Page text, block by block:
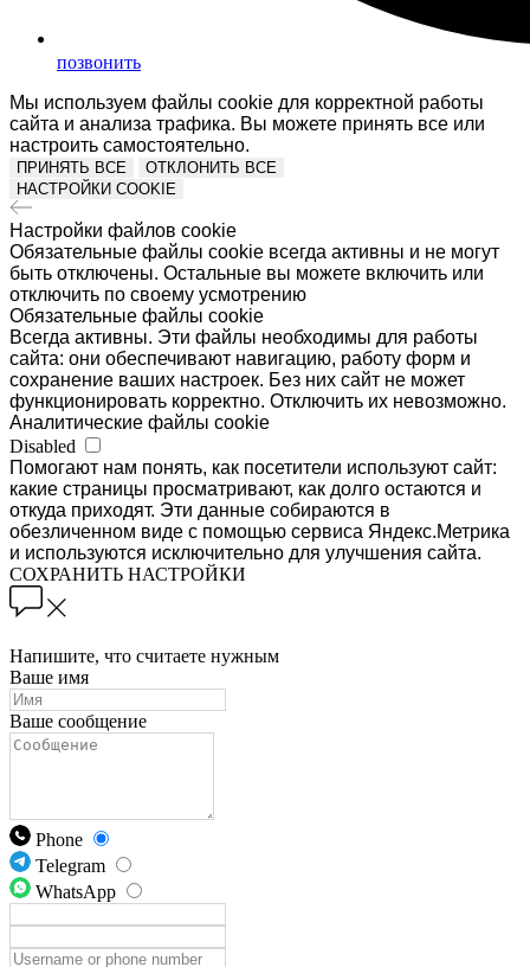
позвонить
Мы используем файлы cookie для корректной работы
сайта и анализа трафика. Вы можете принять все или
настроить самостоятельно.
ПРИНЯТЬ ВСЕ
ОТКЛОНИТЬ ВСЕ
НАСТРОЙКИ COOKIE
Настройки файлов cookie
Обязательные файлы cookie всегда активны и не могут
быть отключены. Остальные вы можете включить или
отключить по своему усмотрению
Обязательные файлы cookie
Всегда активны. Эти файлы необходимы для работы
сайта: они обеспечивают навигацию, работу форм и
сохранение ваших настроек. Без них сайт не может
функционировать корректно. Отключить их невозможно.
Аналитические файлы cookie
Disabled
Помогают нам понять, как посетители используют сайт:
какие страницы просматривают, как долго остаются и
откуда приходят. Эти данные собираются в
обезличенном виде с помощью сервиса Яндекс.Метрика
и используются исключительно для улучшения сайта.
СОХРАНИТЬ НАСТРОЙКИ
Напишите, что считаете нужным
Ваше имя
Ваше сообщение
Phone
Telegram
WhatsApp